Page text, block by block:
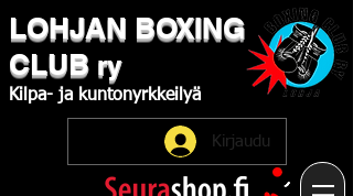
LOHJAN ​BOXING
CLUB ry
Kilpa- ja kuntonyrkkeilyä
Kirjaudu